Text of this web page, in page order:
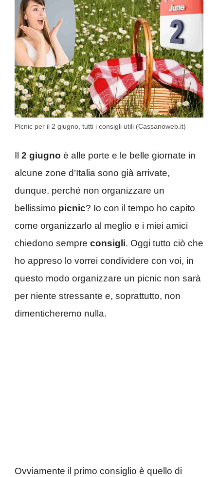
Picnic per il 2 giugno, tutti i consigli utili (Cassanoweb.it)
Il 2 giugno è alle porte e le belle giornate in
alcune zone d’Italia sono già arrivate,
dunque, perché non organizzare un
bellissimo picnic? Io con il tempo ho capito
come organizzarlo al meglio e i miei amici
chiedono sempre consigli. Oggi tutto ciò che
ho appreso lo vorrei condividere con voi, in
questo modo organizzare un picnic non sarà
per niente stressante e, soprattutto, non
dimenticheremo nulla.
Ovviamente il primo consiglio è quello di